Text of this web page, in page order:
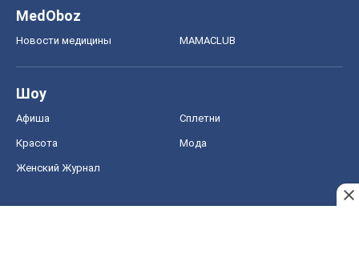
MedOboz
Новости медицины MAMACLUB
Шоу
Афиша Сплетни
Красота Мода
Женский Журнал